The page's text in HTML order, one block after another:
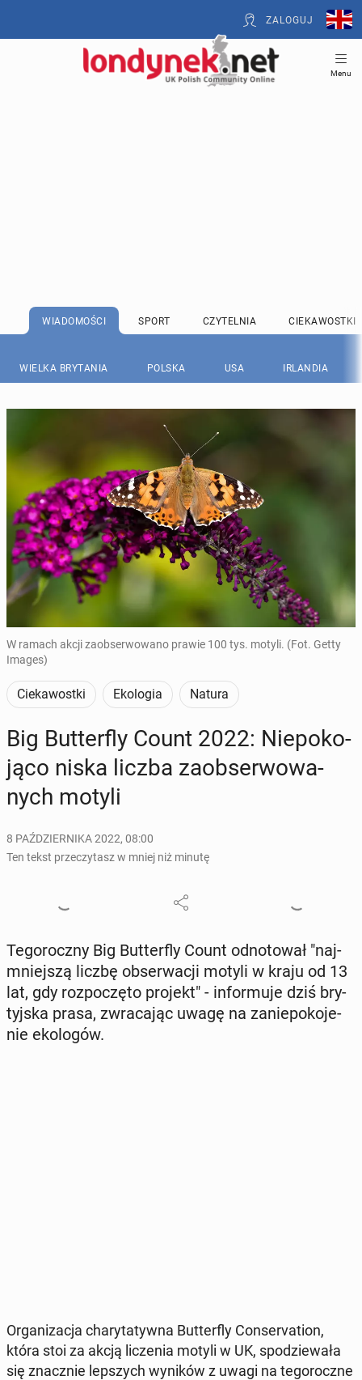
ZALOGUJ
Menu
WIADOMOŚCI SPORT CZYTELNIA CIEKAWOSTKI
WIELKA BRYTANIA POLSKA USA IRLANDIA
W ramach akcji zaobserwowano prawie 100 tys. motyli. (Fot. Getty
Images)
Ciekawostki Ekologia Natura
Big But­ter­fly Count 2022: Nie­po­ko­
ją­co niska liczba za­ob­ser­wo­wa­
nych motyli
8 PAŹDZIERNIKA 2022, 08:00
Ten tekst przeczytasz w mniej niż minutę
Te­go­rocz­ny Big But­ter­fly Count od­no­to­wał "naj­
mniej­szą liczbę ob­ser­wa­cji motyli w kraju od 13
lat, gdy roz­po­czę­to projekt" - in­for­mu­je dziś bry­
tyj­ska prasa, zwra­ca­jąc uwagę na za­nie­po­ko­je­
nie eko­lo­gów.
Or­ga­ni­za­cja cha­ry­ta­tyw­na But­ter­fly Con­se­rva­tion,
która stoi za akcją li­cze­nia motyli w UK, spo­dzie­wa­ła
się znacz­nie lep­szych wyników z uwagi na te­go­rocz­ne